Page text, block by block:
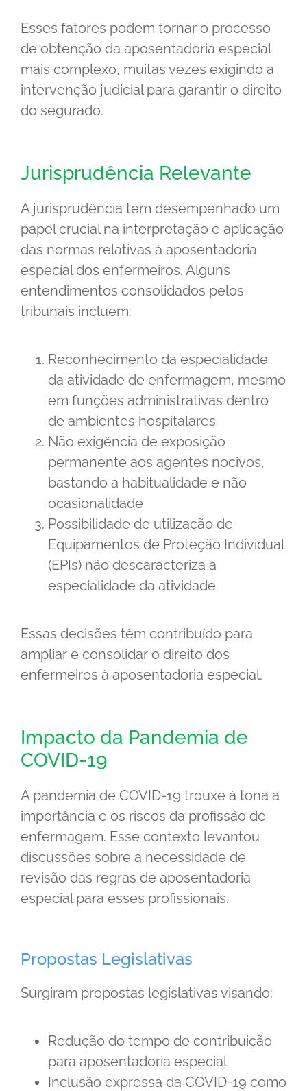
Esses fatores podem tornar o processo
de obtenção da aposentadoria especial
mais complexo, muitas vezes exigindo a
intervenção judicial para garantir o direito
do segurado.
Jurisprudência Relevante
A jurisprudência tem desempenhado um
papel crucial na interpretação e aplicação
das normas relativas à aposentadoria
especial dos enfermeiros. Alguns
entendimentos consolidados pelos
tribunais incluem:
Reconhecimento da especialidade
da atividade de enfermagem, mesmo
em funções administrativas dentro
de ambientes hospitalares
Não exigência de exposição
permanente aos agentes nocivos,
bastando a habitualidade e não
ocasionalidade
Possibilidade de utilização de
Equipamentos de Proteção Individual
(EPIs) não descaracteriza a
especialidade da atividade
Essas decisões têm contribuído para
ampliar e consolidar o direito dos
enfermeiros à aposentadoria especial.
Impacto da Pandemia de
COVID-19
A pandemia de COVID-19 trouxe à tona a
importância e os riscos da profissão de
enfermagem. Esse contexto levantou
discussões sobre a necessidade de
revisão das regras de aposentadoria
especial para esses profissionais.
Propostas Legislativas
Surgiram propostas legislativas visando:
Redução do tempo de contribuição
para aposentadoria especial
Inclusão expressa da COVID-19 como